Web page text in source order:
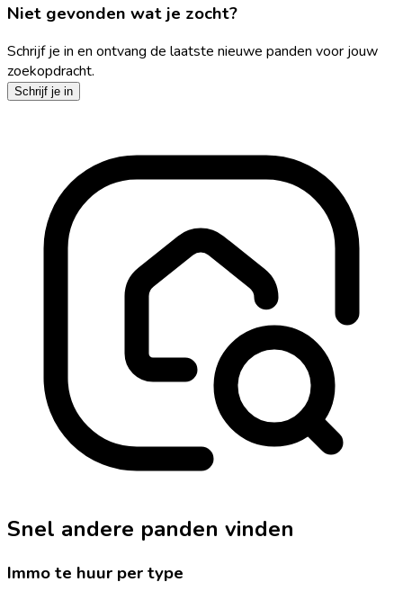
Niet gevonden wat je zocht?
Schrijf je in en ontvang de laatste nieuwe panden voor jouw
zoekopdracht.
Schrijf je in
Snel andere panden vinden
Immo te huur per type